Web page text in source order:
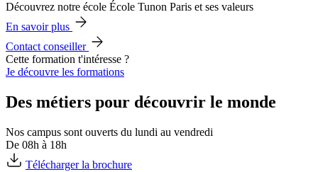
Découvrez notre école École Tunon Paris et ses valeurs
En savoir plus
Contact conseiller
Cette formation t'intéresse ?
Je découvre les formations
Des métiers pour découvrir le monde
Nos campus sont ouverts du lundi au vendredi
De 08h à 18h
Télécharger la brochure